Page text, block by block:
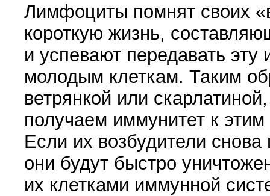
Лимфоциты помнят своих «
короткую жизнь,
и успевают передавать
молодым клеткам. Таким
ветрянкой или
получаем иммунитет к
Если их возбудители снова
они будут быстро
их клетками иммунной